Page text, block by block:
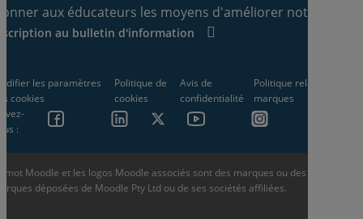
aux éducateurs les moyens d'améliorer notre
au bulletin d'information
les paramètres
cookies
Politique de
cookies
Avis de
confidentialité
Politique relative aux
marques
:
mot Moodle et les logos Moodle associés sont des marques ou des
déposées de Moodle Pty Ltd ou de ses sociétés affiliées.